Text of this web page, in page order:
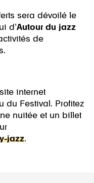
sera dévoilé le
d’Autour du jazz
de
internet
du Festival. Profitez
nuitée et un billet
jazz.